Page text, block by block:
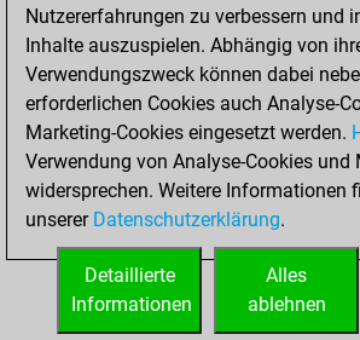
Bauer setzt Matt
Erstickte Matts
Unterverwandlungen
Türme auf der siebten
STARTSEITE
Nutzererfahrungen zu verbessern und
Inhalte auszuspielen. Abhängig von
Verwendungszweck können dabei
erforderlichen Cookies auch Analyse-
Marketing-Cookies eingesetzt werden.
Verwendung von Analyse-Cookies und
widersprechen. Weitere Informationen
unserer Datenschutzerklärung.
Alles
ablehnen
Detaillierte
Informationen